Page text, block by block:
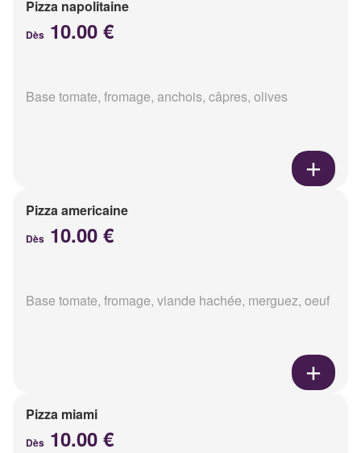
Pizza napolitaine
Dès 10.00 €
Base tomate, fromage, anchois, câpres, olives
Pizza americaine
Dès 10.00 €
Base tomate, fromage, viande hachée, merguez, oeuf
Pizza miami
Dès 10.00 €